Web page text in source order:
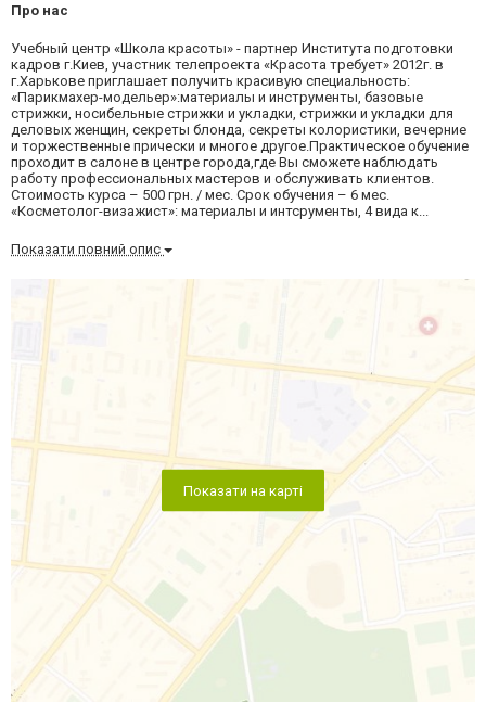
Про нас
Учебный центр «Школа красоты» - партнер Института подготовки
кадров г.Киев, участник телепроекта «Красота требует» 2012г. в
г.Харькове приглашает получить красивую специальность:
«Парикмахер-модельер»:материалы и инструменты, базовые
стрижки, носибельные стрижки и укладки, стрижки и укладки для
деловых женщин, секреты блонда, секреты колористики, вечерние
и торжественные прически и многое другое.Практическое обучение
проходит в салоне в центре города,где Вы сможете наблюдать
работу профессиональных мастеров и обслуживать клиентов.
Стоимость курса – 500 грн. / мес. Срок обучения – 6 мес.
«Косметолог-визажист»: материалы и интсрументы, 4 вида к...
Показати повний опис
Показати на карті